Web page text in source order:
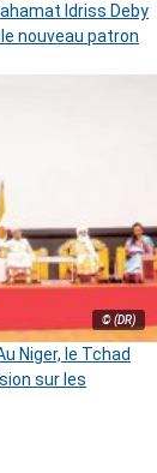
Idriss Deby
nouveau patron
© (DR)
Niger, le Tchad
sur les